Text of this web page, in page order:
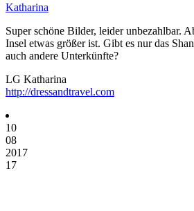
Katharina
Super schöne Bilder, leider unbezahlbar.
Insel etwas größer ist. Gibt es nur das
auch andere Unterkünfte?
LG Katharina
http://dressandtravel.com
10
08
2017
17